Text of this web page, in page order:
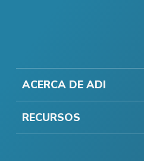
ACERCA DE ADI
RECURSOS